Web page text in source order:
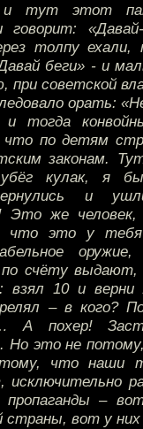
тут этот
говорит:
толпу
беги» - и
при советской
орать:
тогда
по детям
законам.
кулак, я
и
Это же
что это у
счёту выдают,
взял 10 и
– в кого?
А похер!
Но это не
что наши
исключительно
пропаганды –
страны, вот у